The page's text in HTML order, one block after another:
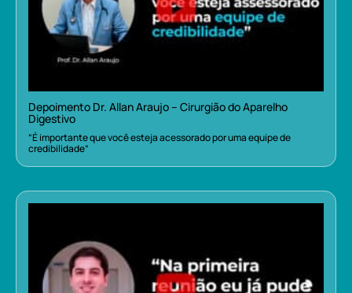
Depoimento Dr. Allan Araujo – Cirurgião do Aparelho
Digestivo
“É importante que você esteja acessorado por uma equipe de
credibilidade”